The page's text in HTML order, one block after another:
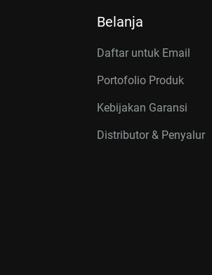
Belanja
Daftar untuk Email
Portofolio Produk
Kebijakan Garansi
Distributor & Penyalur